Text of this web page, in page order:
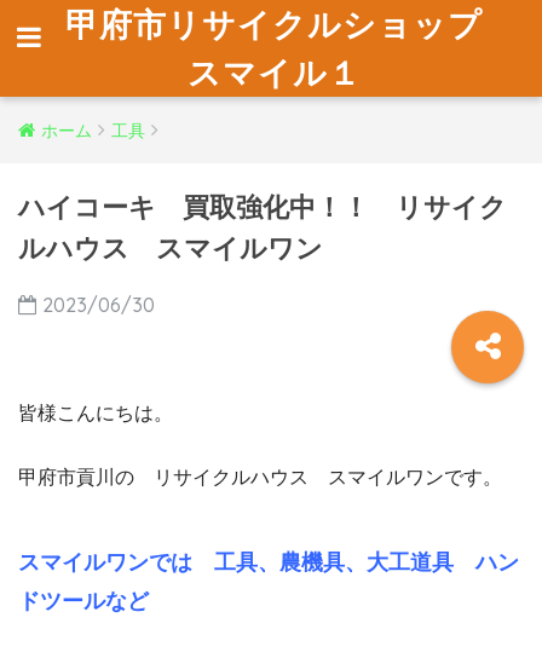
甲府市リサイクルショップ
スマイル１
ホーム 工具
ハイコーキ 買取強化中！！ リサイク
ルハウス スマイルワン
2023/06/30
皆様こんにちは。
甲府市貢川の リサイクルハウス スマイルワンです。
スマイルワンでは 工具、農機具、大工道具 ハン
ドツールなど